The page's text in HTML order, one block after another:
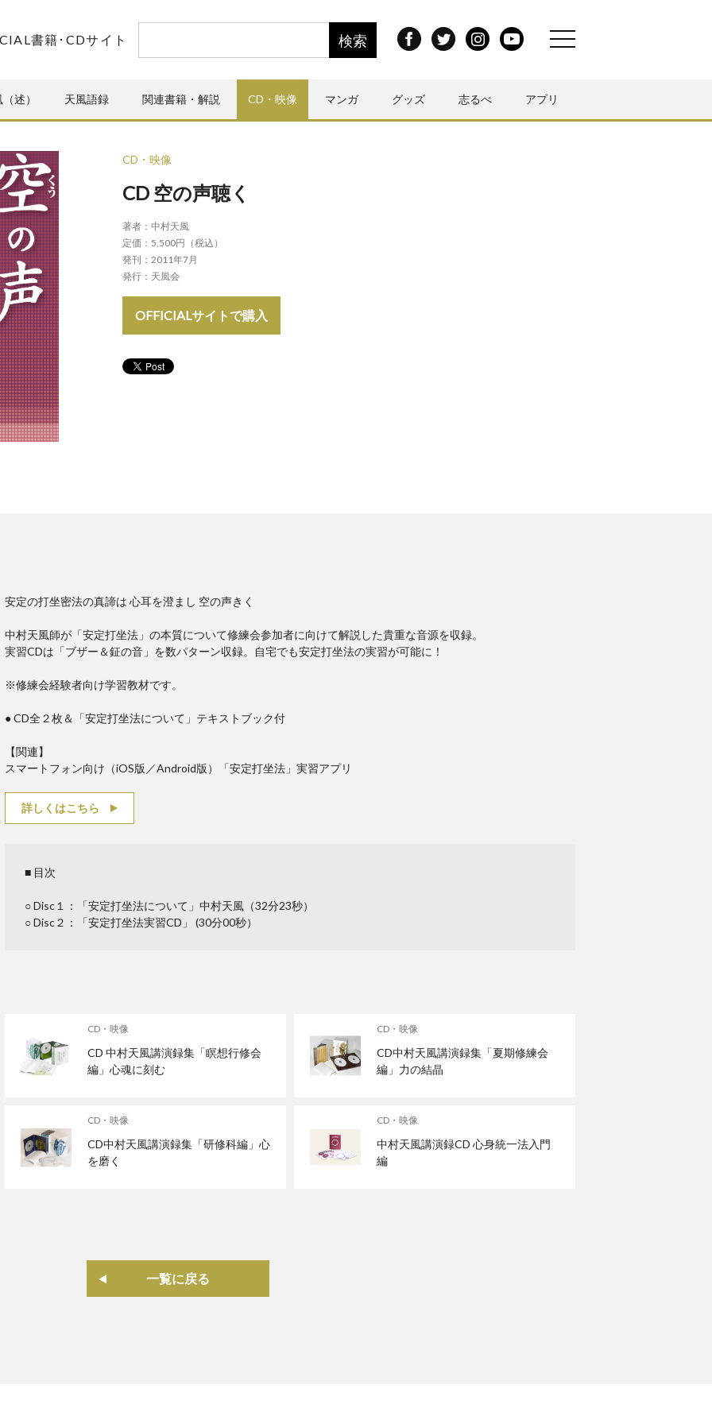
書籍･CDサイト
述） 天風語録 関連書籍・解説 CD・映像 マンガ グッズ 志るべ アプリ
CD・映像
CD 空の声聴く
著者： 中村天風
定価： 5,500円（税込）
発刊： 2011年7月
発行： 天風会
OFFICIALサイトで購入
安定の打坐密法の真諦は 心耳を澄まし 空の声きく
中村天風師が「安定打坐法」の本質について修練会参加者に向けて解説した貴重な音源を収録。
実習CDは「ブザー＆鉦の音」を数パターン収録。自宅でも安定打坐法の実習が可能に！
※修練会経験者向け学習教材です。
● CD全２枚＆「安定打坐法について」テキストブック付
【関連】
スマートフォン向け（iOS版／Android版）「安定打坐法」実習アプリ
詳しくはこちら
■ 目次
○ Disc１：「安定打坐法について」中村天風（32分23秒）
○ Disc２：「安定打坐法実習CD」 (30分00秒）
CD・映像
CD 中村天風講演録集「瞑想行修会
編」心魂に刻む
CD・映像
CD中村天風講演録集「夏期修練会
編」力の結晶
CD・映像
CD中村天風講演録集「研修科編」心
を磨く
CD・映像
中村天風講演録CD 心身統一法入門
編
一覧に戻る